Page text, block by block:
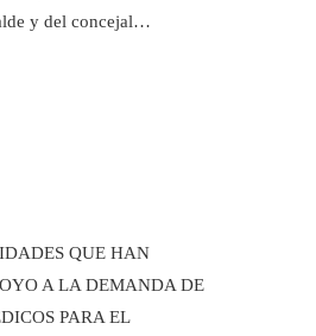
y del concejal…
QUE HAN
A LA DEMANDA DE
PARA EL